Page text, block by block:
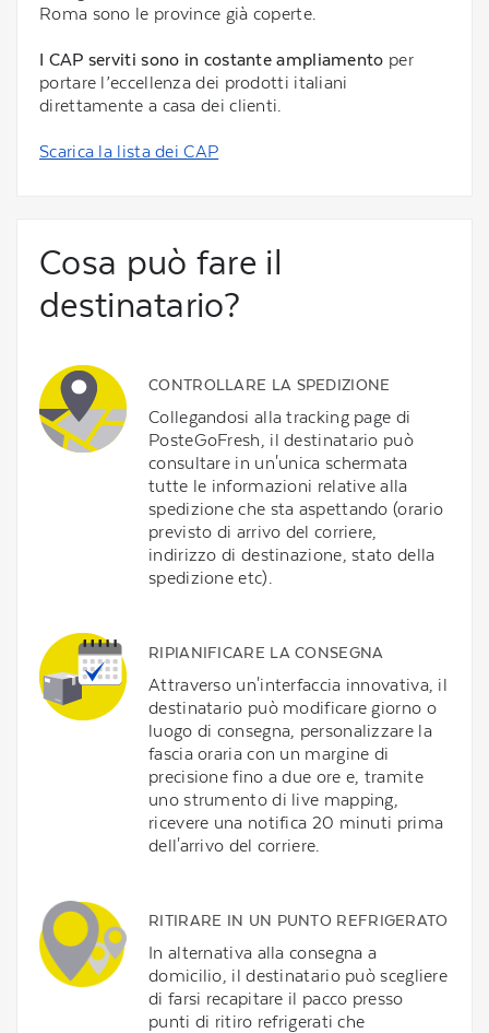
Roma sono le province già coperte.
I CAP serviti sono in costante ampliamento per
portare l’eccellenza dei prodotti italiani
direttamente a casa dei clienti.
Scarica la lista dei CAP
Cosa può fare il
destinatario?
CONTROLLARE LA SPEDIZIONE
Collegandosi alla tracking page di
PosteGoFresh, il destinatario può
consultare in un'unica schermata
tutte le informazioni relative alla
spedizione che sta aspettando (orario
previsto di arrivo del corriere,
indirizzo di destinazione, stato della
spedizione etc).
RIPIANIFICARE LA CONSEGNA
Attraverso un'interfaccia innovativa, il
destinatario può modificare giorno o
luogo di consegna, personalizzare la
fascia oraria con un margine di
precisione fino a due ore e, tramite
uno strumento di live mapping,
ricevere una notifica 20 minuti prima
dell'arrivo del corriere.
RITIRARE IN UN PUNTO REFRIGERATO
In alternativa alla consegna a
domicilio, il destinatario può scegliere
di farsi recapitare il pacco presso
punti di ritiro refrigerati che